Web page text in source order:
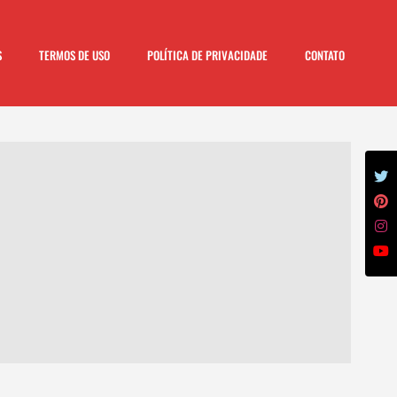
TERMOS DE USO POLÍTICA DE PRIVACIDADE CONTATO